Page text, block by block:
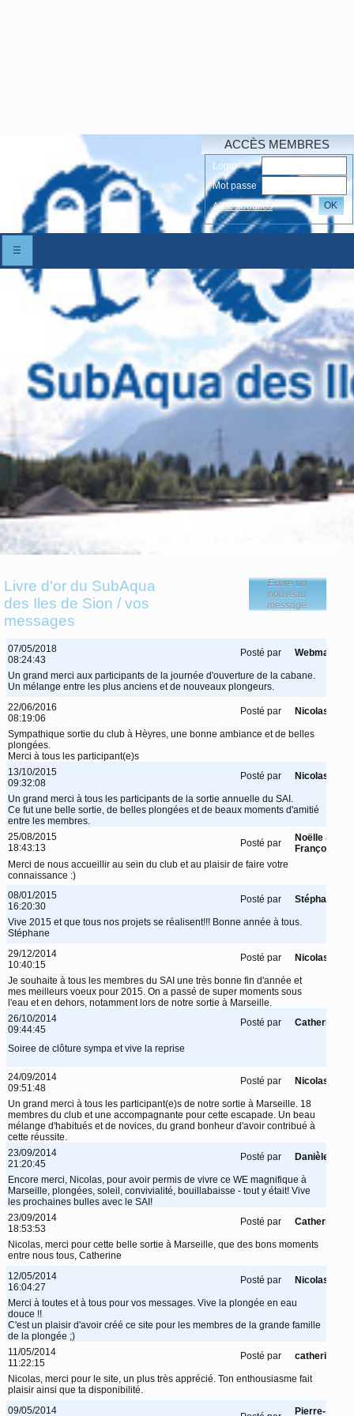
ACCÈS MEMBRES
Login
Mot passe
Accés oubliés
OK
☰
Livre d'or du SubAqua
des Iles de Sion / vos
messages
Ecrire un
nouveau
message
07/05/2018
08:24:43
Posté par Webmaster
Un grand merci aux participants de la journée d'ouverture de la cabane.
Un mélange entre les plus anciens et de nouveaux plongeurs.
22/06/2016
08:19:06
Posté par Nicolas
Sympathique sortie du club à Hèyres, une bonne ambiance et de belles
plongées.
Merci à tous les participant(e)s
13/10/2015
09:32:08
Posté par Nicolas
Un grand merci à tous les participants de la sortie annuelle du SAI.
Ce fut une belle sortie, de belles plongées et de beaux moments d'amitié
entre les membres.
25/08/2015
18:43:13
Posté par
Noëlle &
François
Merci de nous accueillir au sein du club et au plaisir de faire votre
connaissance :)
08/01/2015
16:20:30
Posté par Stéphane
Vive 2015 et que tous nos projets se réalisent!!! Bonne année à tous.
Stéphane
29/12/2014
10:40:15
Posté par Nicolas
Je souhaite à tous les membres du SAI une très bonne fin d'année et
mes meilleurs voeux pour 2015. On a passé de super moments sous
l'eau et en dehors, notamment lors de notre sortie à Marseille.
26/10/2014
09:44:45
Posté par Catherine
Soiree de clôture sympa et vive la reprise
24/09/2014
09:51:48
Posté par Nicolas
Un grand merci à tous les participant(e)s de notre sortie à Marseille. 18
membres du club et une accompagnante pour cette escapade. Un beau
mélange d'habitués et de novices, du grand bonheur d'avoir contribué à
cette réussite.
23/09/2014
21:20:45
Posté par Danièle
Encore merci, Nicolas, pour avoir permis de vivre ce WE magnifique à
Marseille, plongées, soleil, convivialité, bouillabaisse - tout y était! Vive
les prochaines bulles avec le SAI!
23/09/2014
18:53:53
Posté par Catherine
Nicolas, merci pour cette belle sortie à Marseille, que des bons moments
entre nous tous, Catherine
12/05/2014
16:04:27
Posté par Nicolas
Merci à toutes et à tous pour vos messages. Vive la plongée en eau
douce !!
C'est un plaisir d'avoir créé ce site pour les membres de la grande famille
de la plongée ;)
11/05/2014
11:22:15
Posté par catherine
Nicolas, merci pour le site, un plus très apprécié. Ton enthousiasme fait
plaisir ainsi que ta disponibilité.
09/05/2014
Pierre-